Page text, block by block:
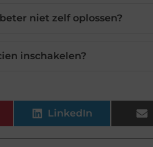
niet zelf oplossen?
inschakelen?
LinkedIn